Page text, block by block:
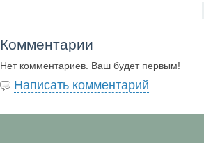
Комментарии
Нет комментариев. Ваш будет первым!
Написать комментарий